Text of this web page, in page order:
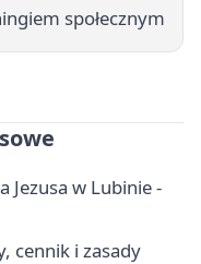
społecznym
Jezusa w Lubinie -
cennik i zasady